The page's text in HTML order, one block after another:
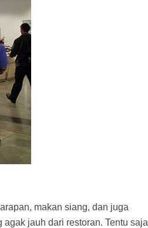
makan siang, dan juga
jauh dari restoran. Tentu saja